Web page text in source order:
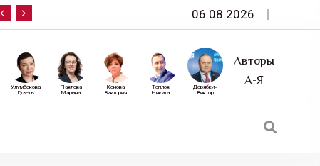
10 сентября — «Эксперт РА» приглашает на
06.08.2026
Авторы
А-Я
Дерябкин
Виктор
Теплов
Никита
Конова
Виктория
Павлова
Марина
Улумбекова
Гузель